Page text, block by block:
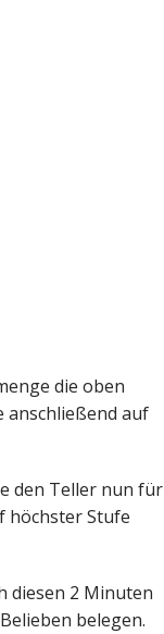
die oben
anschließend auf
den Teller nun für
höchster Stufe
diesen 2 Minuten
belegen.